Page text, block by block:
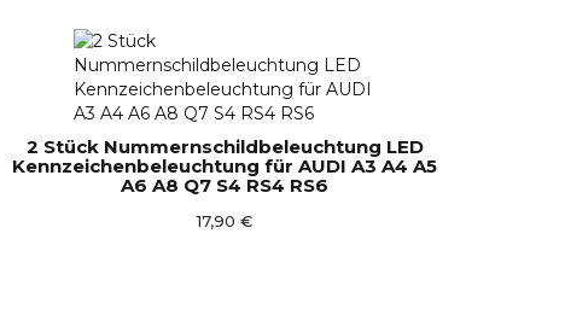
2 Stück Nummernschildbeleuchtung LED
Kennzeichenbeleuchtung für AUDI A3 A4 A5
A6 A8 Q7 S4 RS4 RS6
17,90 €